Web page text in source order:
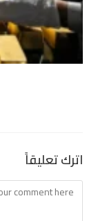
اترك تعليقاً